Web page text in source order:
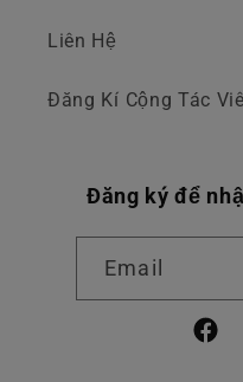
Liên Hệ
Đăng Kí Cộng Tác
Đăng ký để
Email